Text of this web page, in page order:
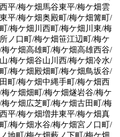
平/梅ケ畑馬谷東平/梅ケ畑雲
平/梅ケ畑奥殿町/梅ケ畑篝町/
/梅ケ畑川西町/梅ケ畑川東/梅
ノ口町/梅ケ畑笹江辺町/梅ケ
ケ畑高雄町/梅ケ畑高雄西谷/
/梅ケ畑谷山川西/梅ケ畑冷水/
/梅ケ畑殿畑町/梅ケ畑鳥坂谷/
町/梅ケ畑中縄手町/梅ケ畑西
ケ畑畑町/梅ケ畑燧岩谷/梅ケ
ケ畑広芝町/梅ケ畑古田町/梅
平/梅ケ畑増井東平/梅ケ畑真
/梅ケ畑水谷/梅ケ畑宮ノ口町/
地町/梅ケ畑藪ノ下町/梅ケ畑